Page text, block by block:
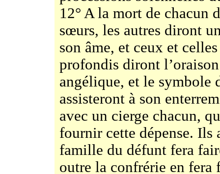
12° A la mort de chacun
sœurs, les autres diront
son âme, et ceux et
profondis diront
angélique, et le symbole
assisteront à son
avec un cierge chacun,
fournir cette dépense. Ils
famille du défunt fera
outre la confrérie en fera